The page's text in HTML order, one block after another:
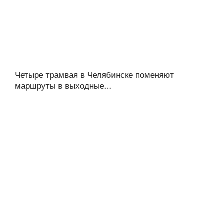
Четыре трамвая в Челябинске поменяют
маршруты в выходные...